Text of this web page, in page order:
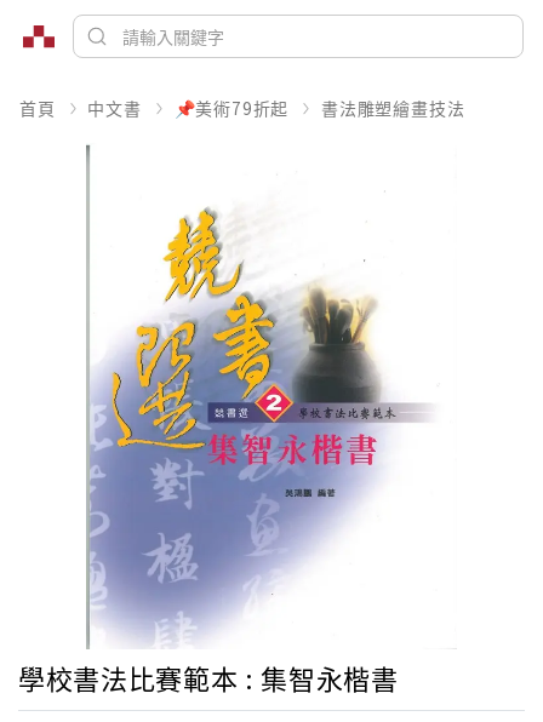
首頁 中文書 📌美術79折起 書法雕塑繪畫技法
學校書法比賽範本 : 集智永楷書